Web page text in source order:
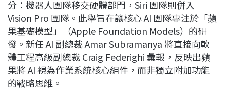
分：機器人團隊移交硬體部門，Siri 團隊則併入
Vision Pro 團隊。此舉旨在讓核心 AI 團隊專注於「蘋
果基礎模型」（Apple Foundation Models）的研
發。新任 AI 副總裁 Amar Subramanya 將直接向軟
體工程高級副總裁 Craig Federighi 彙報，反映出蘋
果將 AI 視為作業系統核心組件，而非獨立附加功能
的戰略思維。